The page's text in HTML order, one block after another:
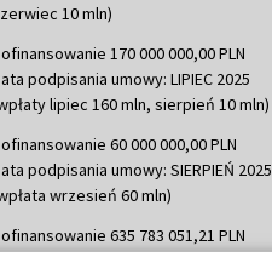
10 mln)
170 000 000,00 PLN
podpisania umowy: LIPIEC 2025
lipiec 160 mln, sierpień 10 mln)
60 000 000,00 PLN
podpisania umowy: SIERPIEŃ 2025
wrzesień 60 mln)
635 783 051,21 PLN